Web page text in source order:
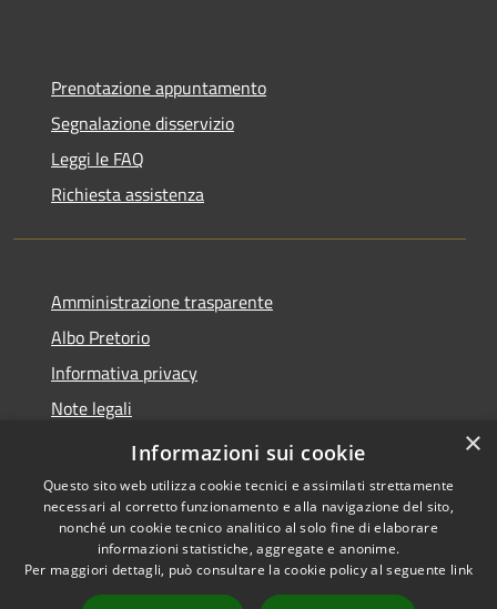
Prenotazione appuntamento
Segnalazione disservizio
Leggi le FAQ
Richiesta assistenza
Amministrazione trasparente
Albo Pretorio
Informativa privacy
Note legali
Dichiarazione di accessibilità
Accessibilità
Copyright © 2026 • Comune di
Mussolente • Powered by
×
Informazioni sui cookie
Questo sito web utilizza cookie tecnici e assimilati strettamente
necessari al corretto funzionamento e alla navigazione del sito,
nonché un cookie tecnico analitico al solo fine di elaborare
informazioni statistiche, aggregate e anonime.
Per maggiori dettagli, può consultare la cookie policy al seguente link